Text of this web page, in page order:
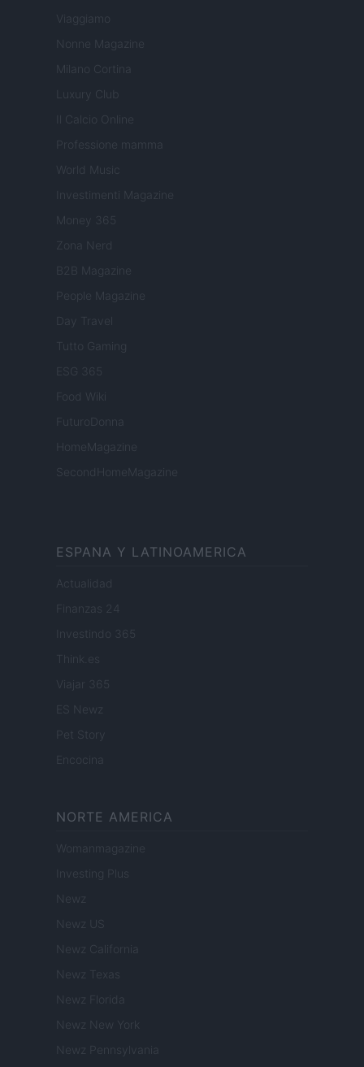
Viaggiamo
Nonne Magazine
Milano Cortina
Luxury Club
Il Calcio Online
Professione mamma
World Music
Investimenti Magazine
Money 365
Zona Nerd
B2B Magazine
People Magazine
Day Travel
Tutto Gaming
ESG 365
Food Wiki
FuturoDonna
HomeMagazine
SecondHomeMagazine
ESPANA Y LATINOAMERICA
Actualidad
Finanzas 24
Investindo 365
Think.es
Viajar 365
ES Newz
Pet Story
Encocina
NORTE AMERICA
Womanmagazine
Investing Plus
Newz
Newz US
Newz California
Newz Texas
Newz Florida
Newz New York
Newz Pennsylvania